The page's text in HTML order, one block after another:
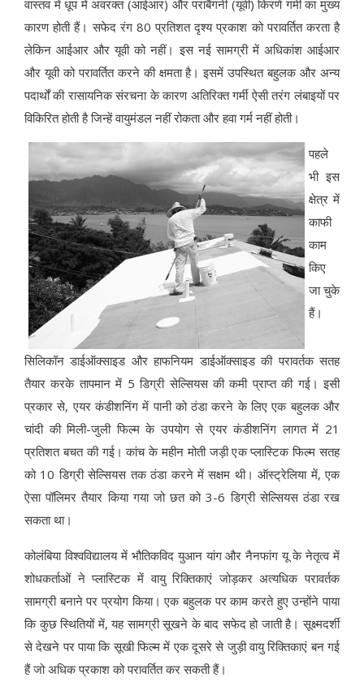
वास्तव में धूप में अवरक्त (आईआर) और पराबैंगनी (यूवी) किरणें गर्मी का मुख्य
कारण होती हैं। सफेद रंग 80 प्रतिशत दृश्य प्रकाश को परावर्तित करता है
लेकिन आईआर और यूवी को नहीं। इस नई सामग्री में अधिकांश आईआर
और यूवी को परावर्तित करने की क्षमता है। इसमें उपस्थित बहुलक और अन्य
पदार्थों की रासायनिक संरचना के कारण अतिरिक्त गर्मी ऐसी तरंग लंबाइयों पर
विकिरित होती है जिन्हें वायुमंडल नहीं रोकता और हवा गर्म नहीं होती।
पहले
भी इस
क्षेत्र में
काफी
काम
किए
जा चुके
हैं।
सिलिकॉन डाईऑक्साइड और हाफनियम डाईऑक्साइड की परावर्तक सतह
तैयार करके तापमान में 5 डिग्री सेल्सियस की कमी प्राप्त की गई। इसी
प्रकार से, एयर कंडीशनिंग में पानी को ठंडा करने के लिए एक बहुलक और
चांदी की मिली-जुली फिल्म के उपयोग से एयर कंडीशनिंग लागत में 21
प्रतिशत बचत की गई। कांच के महीन मोती जड़ी एक प्लास्टिक फिल्म सतह
को 10 डिग्री सेल्सियस तक ठंडा करने में सक्षम थी। ऑस्ट्रेलिया में, एक
ऐसा पॉलिमर तैयार किया गया जो छत को 3-6 डिग्री सेल्सियस ठंडा रख
सकता था।
कोलंबिया विश्वविद्यालय में भौतिकविद युआन यांग और नैनफांग यू के नेतृत्व में
शोधकर्ताओं ने प्लास्टिक में वायु रिक्तिकाएं जोड़कर अत्यधिक परावर्तक
सामग्री बनाने पर प्रयोग किया। एक बहुलक पर काम करते हुए उन्होंने पाया
कि कुछ स्थितियों में, यह सामग्री सूखने के बाद सफेद हो जाती है। सूक्ष्मदर्शी
से देखने पर पाया कि सूखी फिल्म में एक दूसरे से जुड़ी वायु रिक्तिकाएं बन गई
हैं जो अधिक प्रकाश को परावर्तित कर सकती हैं।